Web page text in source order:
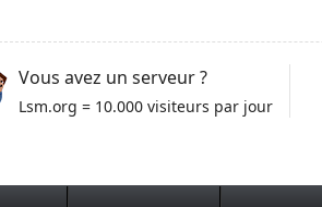
Vous avez un serveur ?
Lsm.org = 10.000 visiteurs par jour